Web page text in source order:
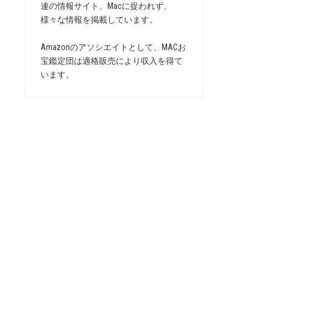
連の情報サイト。Macに捉われず、
様々な情報を掲載しています。
Amazonのアソシエイトとして、MACお
宝鑑定団は適格販売により収入を得て
います。